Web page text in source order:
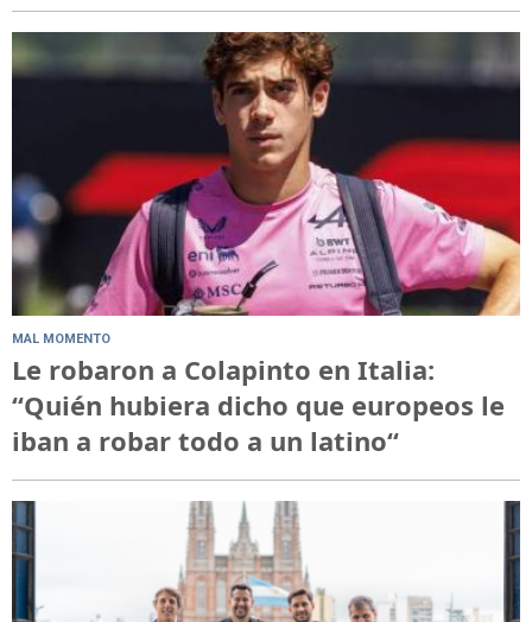
MAL MOMENTO
Le robaron a Colapinto en Italia:
“Quién hubiera dicho que europeos le
iban a robar todo a un latino“